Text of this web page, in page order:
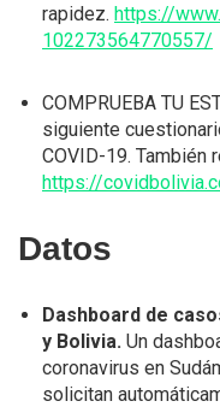
rapidez. https://
102273564770557/
COMPRUEBA TU
siguiente
COVID-19. También
https://
Datos
Dashboard de
y Bolivia. Un
coronavirus en
solicitan